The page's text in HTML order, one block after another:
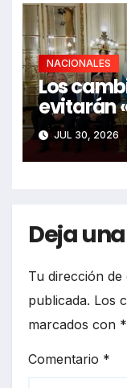
NACIONALES
Los
evitarán
JUL 30, 2026
Deja
Tu dirección
publicada. Los
marcados con *
Comentario *